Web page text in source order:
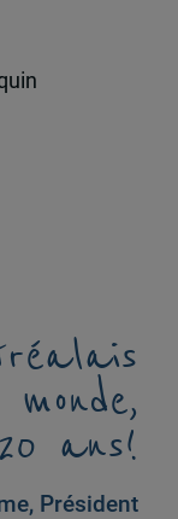
ans!
Président